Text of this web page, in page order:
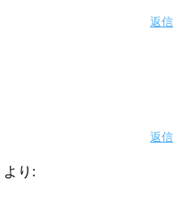
返信
返信
より: